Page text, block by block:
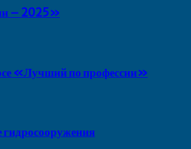
– 2025»
«Лучший по профессии»
гидросооружения